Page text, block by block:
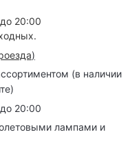
20:00
)
(в наличии
20:00
лампами и